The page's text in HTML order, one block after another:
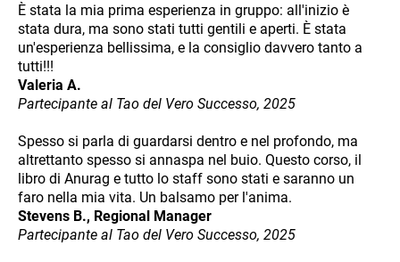
È stata la mia prima esperienza in gruppo: all'inizio è
stata dura, ma sono stati tutti gentili e aperti. È stata
un'esperienza bellissima, e la consiglio davvero tanto a
tutti!!!
Valeria A.
Partecipante al Tao del Vero Successo, 2025
Spesso si parla di guardarsi dentro e nel profondo, ma
altrettanto spesso si annaspa nel buio. Questo corso, il
libro di Anurag e tutto lo staff sono stati e saranno un
faro nella mia vita. Un balsamo per l'anima.
Stevens B., Regional Manager
Partecipante al Tao del Vero Successo, 2025